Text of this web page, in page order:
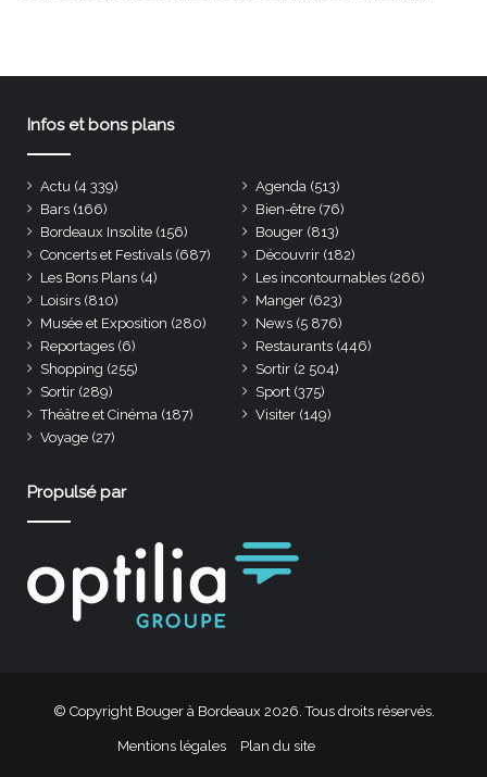
Infos et bons plans
Actu (4 339) Agenda (513)
Bars (166) Bien-être (76)
Bordeaux Insolite (156) Bouger (813)
Concerts et Festivals (687) Découvrir (182)
Les Bons Plans (4) Les incontournables (266)
Loisirs (810) Manger (623)
Musée et Exposition (280) News (5 876)
Reportages (6) Restaurants (446)
Shopping (255) Sortir (2 504)
Sortir (289) Sport (375)
Théâtre et Cinéma (187) Visiter (149)
Voyage (27)
Propulsé par
© Copyright Bouger à Bordeaux 2026. Tous droits réservés.
Mentions légales Plan du site